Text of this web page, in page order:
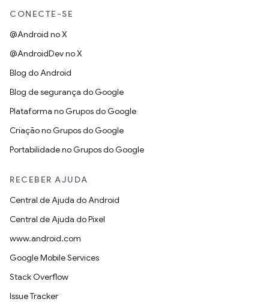
CONECTE-SE
@Android no X
@AndroidDev no X
Blog do Android
Blog de segurança do Google
Plataforma no Grupos do Google
Criação no Grupos do Google
Portabilidade no Grupos do Google
RECEBER AJUDA
Central de Ajuda do Android
Central de Ajuda do Pixel
www.android.com
Google Mobile Services
Stack Overflow
Issue Tracker